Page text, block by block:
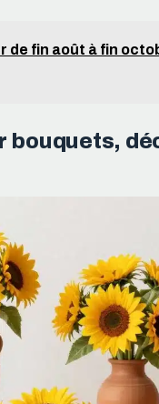
de fin août à fin
bouquets,